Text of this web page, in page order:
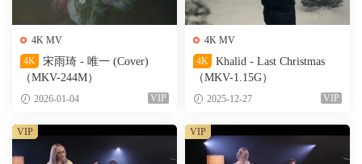
4K MV
4K
宋雨琦 - 唯一 (Cover)
（MKV-244M）
2026-01-04 VIP
4K MV
4K
Khalid - Last Christmas
（MKV-1.15G）
2025-12-27 VIP
VIP VIP